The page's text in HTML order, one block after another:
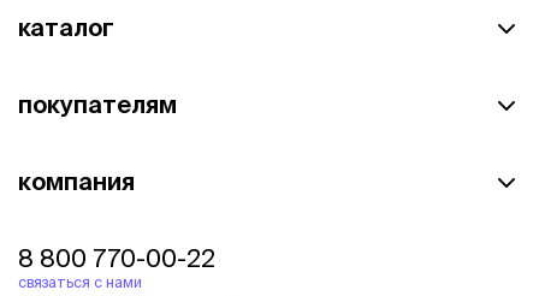
каталог
покупателям
компания
8 800 770-00-22
связаться с нами